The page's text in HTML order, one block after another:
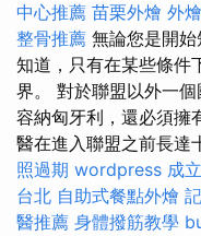
中心推薦 苗栗外燴 外
整骨推薦 無論您是開
知道，只有在某些條件
界。 對於聯盟以外一
容納匈牙利，還必須擁
醫在進入聯盟之前長達
照過期 wordpress 成
台北 自助式餐點外燴
醫推薦 身體撥筋教學